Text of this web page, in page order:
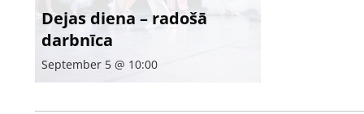
Dejas diena – radošā
darbnīca
September 5 @ 10:00